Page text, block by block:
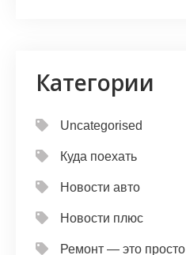
Категории
Uncategorised
Куда поехать
Новости авто
Новости плюс
Ремонт — это просто